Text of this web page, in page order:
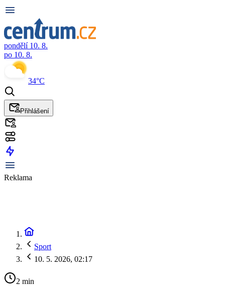
pondělí 10. 8.
po 10. 8.
34°C
Přihlášení
Reklama
Sport
10. 5. 2026, 02:17
2 min